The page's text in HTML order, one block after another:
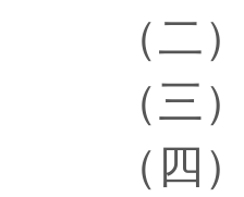
（二
（三
（四